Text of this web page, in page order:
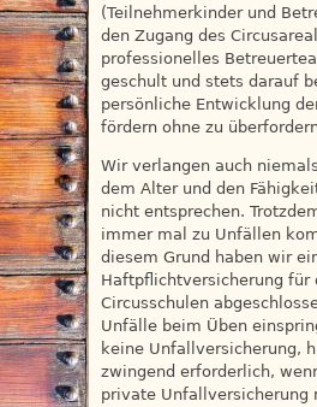
(Teilnehmerkinder und
den Zugang des
professionelles
geschult und stets darauf
persönliche Entwicklung
fördern ohne zu
Wir verlangen auch
dem Alter und den
nicht entsprechen.
immer mal zu Unfällen
diesem Grund haben wir
Haftpflichtversicherung für
Circusschulen
Unfälle beim Üben
keine Unfallversicherung,
zwingend erforderlich,
private Unfallversicherung